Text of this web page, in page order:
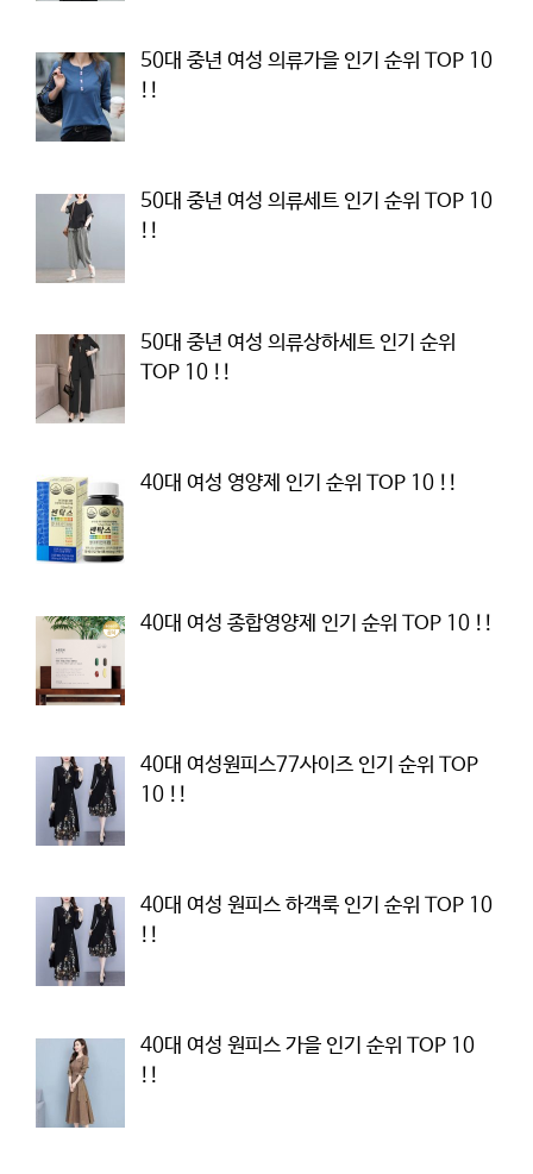
50대 중년 여성 의류가을 인기 순위 TOP 10
!!
50대 중년 여성 의류세트 인기 순위 TOP 10
!!
50대 중년 여성 의류상하세트 인기 순위
TOP 10 !!
40대 여성 영양제 인기 순위 TOP 10 !!
40대 여성 종합영양제 인기 순위 TOP 10 !!
40대 여성원피스77사이즈 인기 순위 TOP
10 !!
40대 여성 원피스 하객룩 인기 순위 TOP 10
!!
40대 여성 원피스 가을 인기 순위 TOP 10
!!